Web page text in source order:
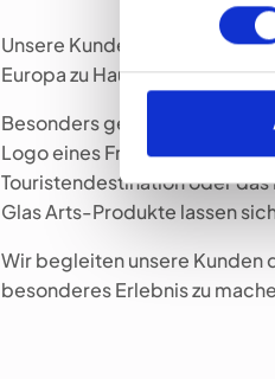
Unsere Kunden sind so
Europa zu Hause.
Besonders gefragt ist die
Logo eines Freizeitparks, das
Touristendestination oder
Glas Arts-Produkte lassen
Wir begleiten unsere Kunden
besonderes Erlebnis zu